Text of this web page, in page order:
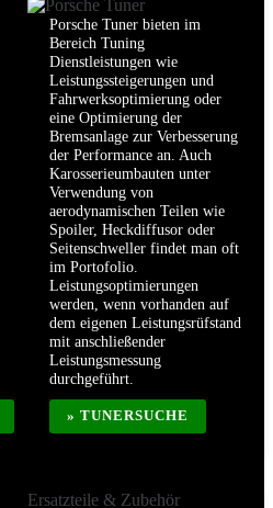
Porsche Tuner bieten im
Bereich Tuning
Dienstleistungen wie
Leistungssteigerungen und
Fahrwerksoptimierung oder
eine Optimierung der
Bremsanlage zur Verbesserung
der Performance an. Auch
Karosserieumbauten unter
Verwendung von
aerodynamischen Teilen wie
Spoiler, Heckdiffusor oder
Seitenschweller findet man oft
im Portofolio.
Leistungsoptimierungen
werden, wenn vorhanden auf
dem eigenen Leistungsrüfstand
mit anschließender
Leistungsmessung
durchgeführt.
» TUNERSUCHE
Ersatzteile & Zubehör